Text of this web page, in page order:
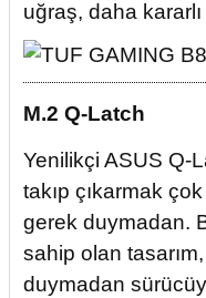
uğraş, daha
M.2 Q-Latch
Yenilikçi ASUS Q-
takıp çıkarmak
gerek duymadan.
sahip olan
duymadan